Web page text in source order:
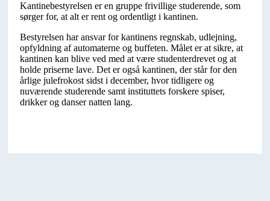
Kantinebestyrelsen er en gruppe frivillige studerende, som
sørger for, at alt er rent og ordentligt i kantinen.
Bestyrelsen har ansvar for kantinens regnskab, udlejning,
opfyldning af automaterne og buffeten. Målet er at sikre, at
kantinen kan blive ved med at være studenterdrevet og at
holde priserne lave. Det er også kantinen, der står for den
årlige julefrokost sidst i december, hvor tidligere og
nuværende studerende samt instituttets forskere spiser,
drikker og danser natten lang.